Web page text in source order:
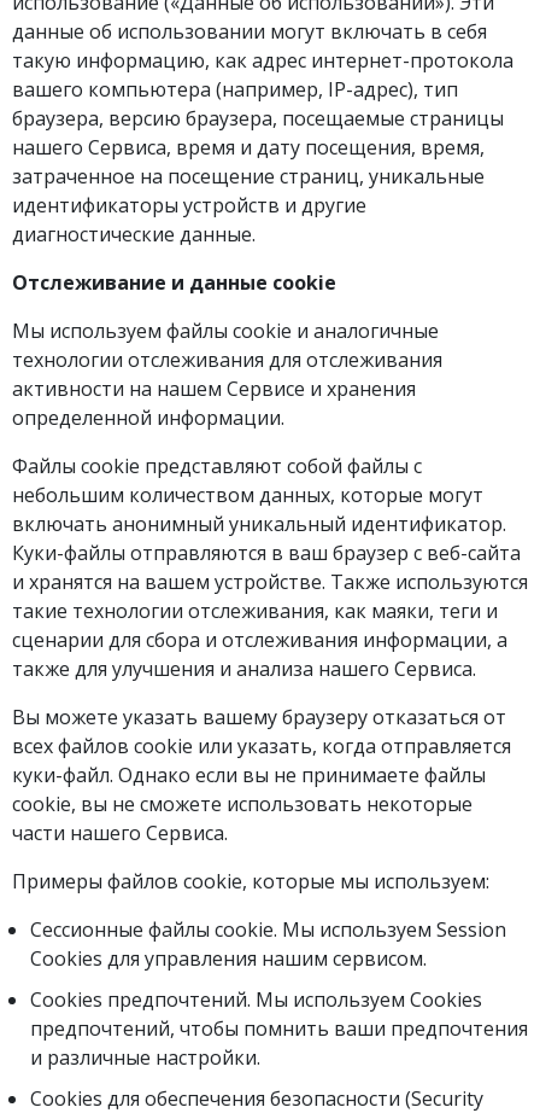
данные об использовании могут включать в себя
такую информацию, ​​как адрес интернет-протокола
вашего компьютера (например, IP-адрес), тип
браузера, версию браузера, посещаемые страницы
нашего Сервиса, время и дату посещения, время,
затраченное на посещение страниц, уникальные
идентификаторы устройств и другие
диагностические данные.
Отслеживание и данные cookie
Мы используем файлы cookie и аналогичные
технологии отслеживания для отслеживания
активности на нашем Сервисе и хранения
определенной информации.
Файлы cookie представляют собой файлы с
небольшим количеством данных, которые могут
включать анонимный уникальный идентификатор.
Куки-файлы отправляются в ваш браузер с веб-сайта
и хранятся на вашем устройстве. Также используются
такие технологии отслеживания, как маяки, теги и
сценарии для сбора и отслеживания информации, а
также для улучшения и анализа нашего Сервиса.
Вы можете указать вашему браузеру отказаться от
всех файлов cookie или указать, когда отправляется
куки-файл. Однако если вы не принимаете файлы
cookie, вы не сможете использовать некоторые
части нашего Сервиса.
Примеры файлов cookie, которые мы используем:
Сессионные файлы cookie. Мы используем Session
Cookies для управления нашим сервисом.
Сookies предпочтений. Мы используем Cookies
предпочтений, чтобы помнить ваши предпочтения
и различные настройки.
Сookies для обеспечения безопасности (Security